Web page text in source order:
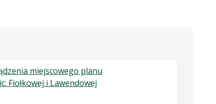
miejscowego planu
Fiołkowej i Lawendowej...